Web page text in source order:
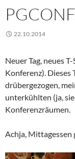
22.10.2014
Neuer Tag, neues
Konferenz). Dieses
drübergezogen,
unterkühlten (ja,
Konferenzräumen.
Achja, Mittagessen